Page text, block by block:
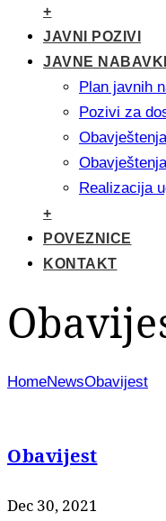
+
JAVNI POZIVI
JAVNE
Plan javnih
Pozivi za
Realizacija
+
POVEZNICE
KONTAKT
HomeNewsObavijest
Obavijest
Dec 30, 2021